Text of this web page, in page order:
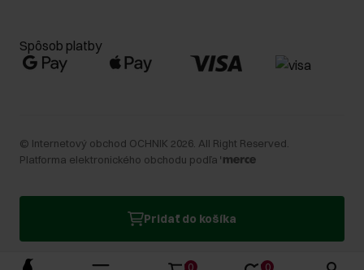
Pridať do košíka
Spôsob platby
© Internetový obchod OCHNIK 2026 . All Right Reserved.
Platforma elektronického obchodu podľa
0 0